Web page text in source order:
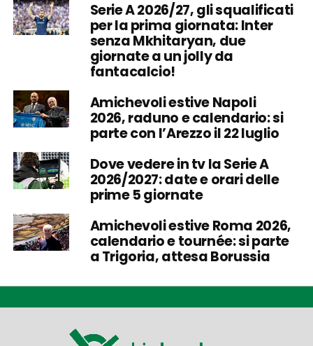
Serie A 2026/27, gli squalificati
per la prima giornata: Inter
senza Mkhitaryan, due
giornate a un jolly da
fantacalcio!
Amichevoli estive Napoli
2026, raduno e calendario: si
parte con l’Arezzo il 22 luglio
Dove vedere in tv la Serie A
2026/2027: date e orari delle
prime 5 giornate
Amichevoli estive Roma 2026,
calendario e tournée: si parte
a Trigoria, attesa Borussia